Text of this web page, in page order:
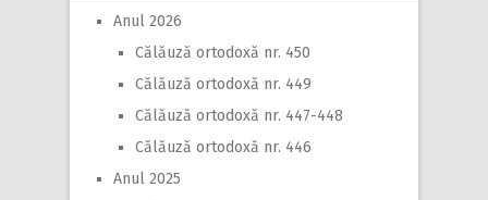
Anul 2026
Călăuză ortodoxă nr. 450
Călăuză ortodoxă nr. 449
Călăuză ortodoxă nr. 447-448
Călăuză ortodoxă nr. 446
Anul 2025